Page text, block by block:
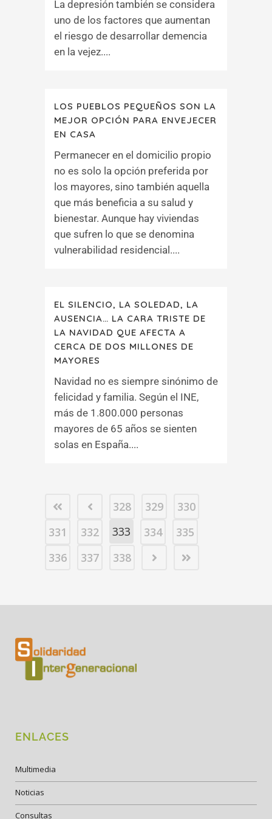
La depresión también se considera
uno de los factores que aumentan
el riesgo de desarrollar demencia
en la vejez....
LOS PUEBLOS PEQUEÑOS SON LA
MEJOR OPCIÓN PARA ENVEJECER
EN CASA
Permanecer en el domicilio propio
no es solo la opción preferida por
los mayores, sino también aquella
que más beneficia a su salud y
bienestar. Aunque hay viviendas
que sufren lo que se denomina
vulnerabilidad residencial....
EL SILENCIO, LA SOLEDAD, LA
AUSENCIA… LA CARA TRISTE DE
LA NAVIDAD QUE AFECTA A
CERCA DE DOS MILLONES DE
MAYORES
Navidad no es siempre sinónimo de
felicidad y familia. Según el INE,
más de 1.800.000 personas
mayores de 65 años se sienten
solas en España....
328 329
330
331
332 333 334
335
336
337 338
ENLACES
Multimedia
Noticias
Consultas